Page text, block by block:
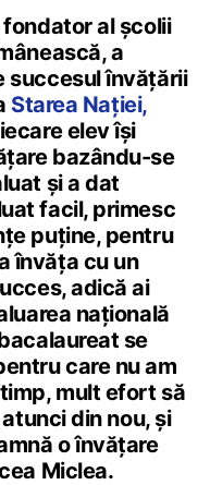
al școlii
a
succesul învățării
Starea Nației,
elev își
bazându-se
și a dat
facil, primesc
puține, pentru
învăța cu un
adică ai
națională
se
care nu am
mult efort să
din nou, și
o învățare
Miclea.